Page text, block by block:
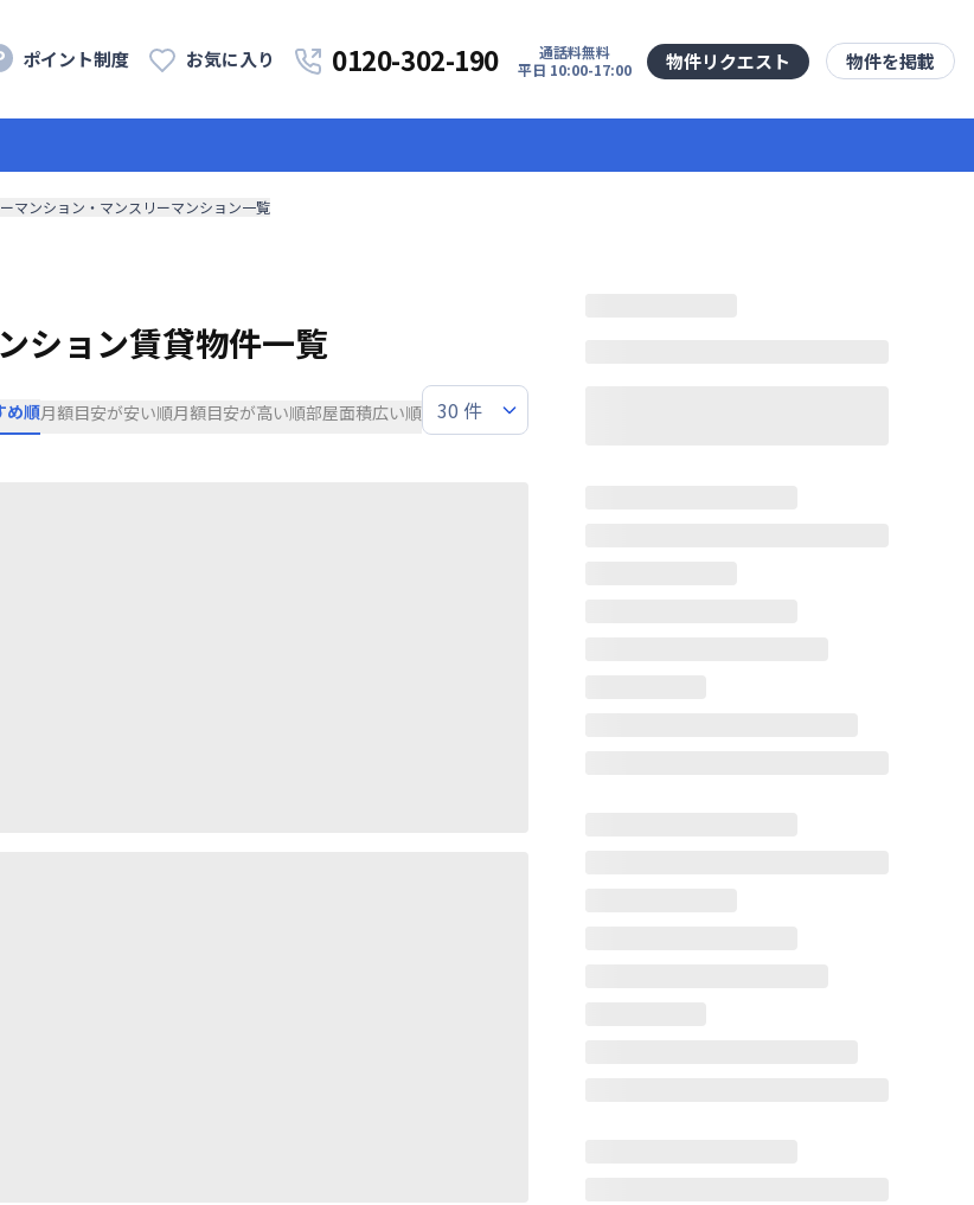
ポイント制度 お気に入り 0120-302-190
通話料無料
平日 10:00-17:00
物件リクエスト 物件を掲載
マンション・マンスリーマンション一覧
ション賃貸物件一覧
め順月額目安が安い順月額目安が高い順部屋面積広い順